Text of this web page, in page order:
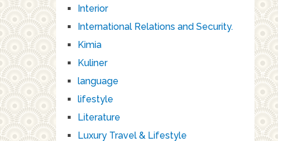
Interior
International Relations and Security.
Kimia
Kuliner
language
lifestyle
Literature
Luxury Travel & Lifestyle